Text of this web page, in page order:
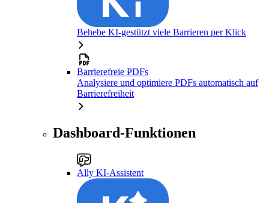
Behebe KI-gestützt viele Barrieren per Klick
Barrierefreie PDFs
Analysiere und optimiere PDFs automatisch auf
Barrierefreiheit
Dashboard-Funktionen
Ally KI-Assistent